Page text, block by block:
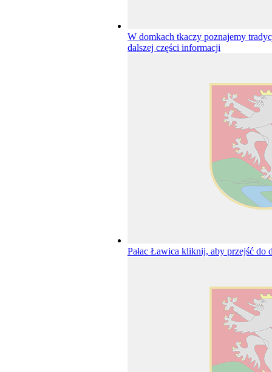
W domkach tkaczy poznajemy
dalszej części informacji
Pałac Ławica kliknij, aby przejść do